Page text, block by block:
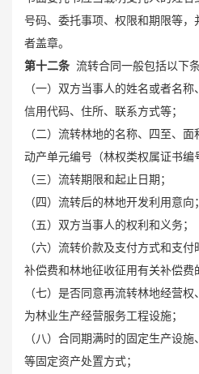
号码、委托事项、权限和期限等
者盖章。
第十二条 流转合同一般包括以下条
（一）双方当事人的姓名或者名
信用代码、住所、联系方式等；
（二）流转林地的名称、四至、
动产单元编号（林权类权属证书编
（三）流转期限和起止日期；
（四）流转后的林地开发利用意向；
（五）双方当事人的权利和义务；
（六）流转价款及支付方式和支
补偿费和林地征收征用有关补偿费
（七）是否同意再流转林地经营
为林业生产经营服务工程设施；
（八）合同期满时的固定生产设
等固定资产处置方式；